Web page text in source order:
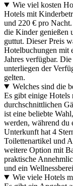
Wie viel kosten
Hotels mit
und 220 € pro
die Kinder genießen
guttut. Dieser Preis
Hotelbuchungen mit
Jahres verfügbar.
unterliegen der
gelten.
Welches sind die
Es gibt einige Hotels
durchschnittlichen
ist eine beliebte
werden, während du
Unterkunft hat 4
Toilettenartikel und
weitere Option mit
praktische
und ein
Wie viele Hotels